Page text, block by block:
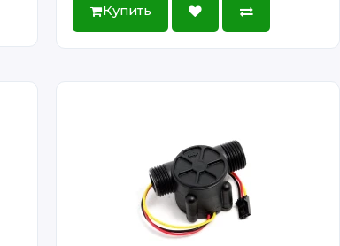
Купить